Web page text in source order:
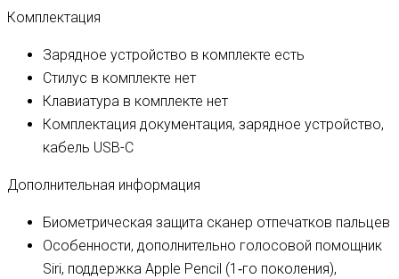
Комплектация
Зарядное устройство в комплекте есть
Стилус в комплекте нет
Клавиатура в комплекте нет
Комплектация документация, зарядное устройство,
кабель USB-C
Дополнительная информация
Биометрическая защита сканер отпечатков пальцев
Особенности, дополнительно голосовой помощник
Siri, поддержка Apple Pencil (1‑го поколения),